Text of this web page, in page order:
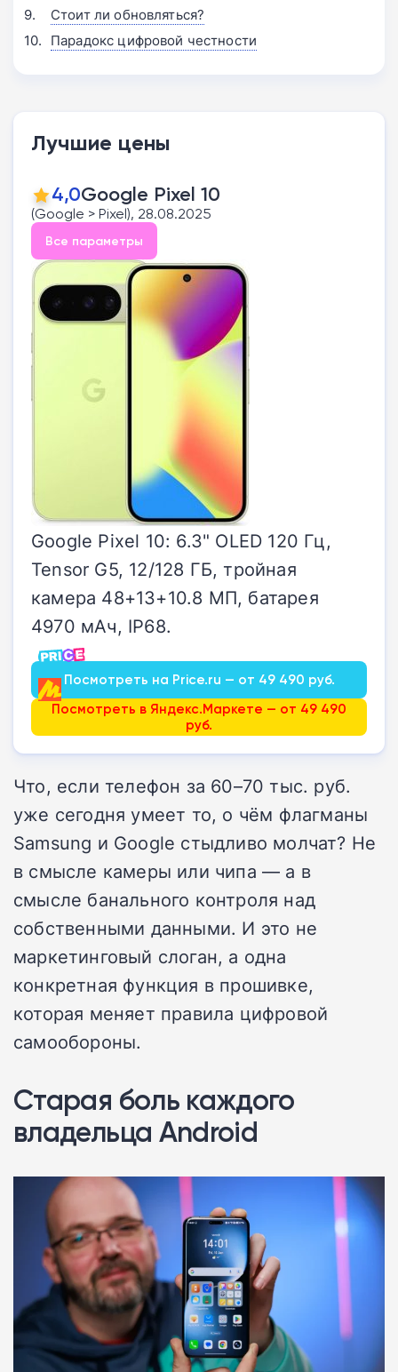
Стоит ли обновляться?
Парадокс цифровой честности
Лучшие цены
4,0Google Pixel 10
(Google > Pixel), 28.08.2025
Все параметры
Google Pixel 10: 6.3" OLED 120 Гц,
Tensor G5, 12/128 ГБ, тройная
камера 48+13+10.8 МП, батарея
4970 мАч, IP68.
Посмотреть на Price.ru — от 49 490 руб.
Посмотреть в Яндекс.Маркете — от 49 490
руб.
Что, если телефон за 60–70 тыс. руб.
уже сегодня умеет то, о чём флагманы
Samsung и Google стыдливо молчат? Не
в смысле камеры или чипа — а в
смысле банального контроля над
собственными данными. И это не
маркетинговый слоган, а одна
конкретная функция в прошивке,
которая меняет правила цифровой
самообороны.
Старая боль каждого
владельца Android